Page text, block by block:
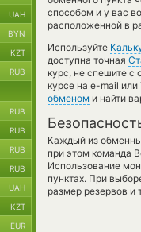
способом и у вас
расположенной в
Используйте
доступна точная
курс, не спешите с
курсе на e-mail
обменом и найти
Каждый из
при этом команда
Использование
пунктах. При
размер резервов и
UAH
BYN
KZT
RUB
RUB
RUB
RUB
RUB
UAH
KZT
EUR